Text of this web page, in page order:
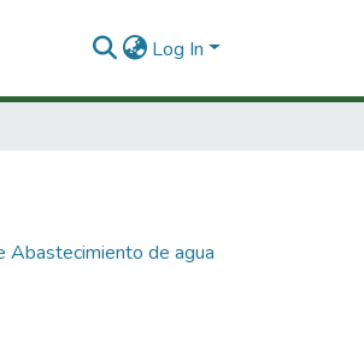
Log In
Abastecimiento de agua